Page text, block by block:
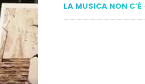
LA MUSICA NON C’È